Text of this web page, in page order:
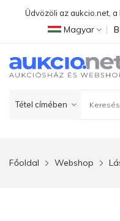
Üdvözöli az aukcio.net,
Magyar
Főoldal Webshop